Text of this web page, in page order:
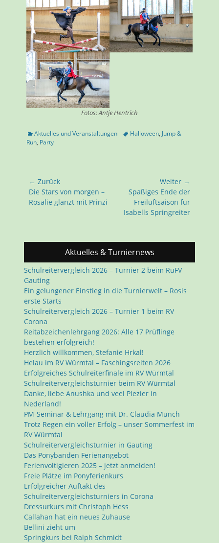
Fotos: Antje Hentrich
Kategorien
Aktuelles und Veranstaltungen TagsHalloween, Jump &
Run, Party
Beitragsnavigation
← Zurück
Vorhergehender
Beitrag:
Die Stars von morgen –
Rosalie glänzt mit Prinzi
Weiter →
NächsterSpaßiges Ende der
Freiluftsaison für
Isabells Springreiter
Aktuelles & Turniernews
Schulreitervergleich 2026 – Turnier 2 beim RuFV
Gauting
Ein gelungener Einstieg in die Turnierwelt – Rosis
erste Starts
Schulreitervergleich 2026 – Turnier 1 beim RV
Corona
Reitabzeichenlehrgang 2026: Alle 17 Prüflinge
bestehen erfolgreich!
Herzlich willkommen, Stefanie Hrkal!
Helau im RV Würmtal – Faschingsreiten 2026
Erfolgreiches Schulreiterfinale im RV Würmtal
Schulreitervergleichsturnier beim RV Würmtal
Danke, liebe Anushka und veel Plezier in
Nederland!
PM-Seminar & Lehrgang mit Dr. Claudia Münch
Trotz Regen ein voller Erfolg – unser Sommerfest im
RV Würmtal
Schulreitervergleichsturnier in Gauting
Das Ponybanden Ferienangebot
Ferienvoltigieren 2025 – jetzt anmelden!
Freie Plätze im Ponyferienkurs
Erfolgreicher Auftakt des
Schulreitervergleichsturniers in Corona
Dressurkurs mit Christoph Hess
Callahan hat ein neues Zuhause
Bellini zieht um
Springkurs bei Ralph Schmidt